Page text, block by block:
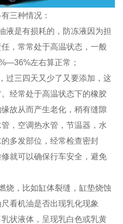
三种情况：
液是有损耗的，防冻液因为担
，常常处于高温状态，一般
左右算正常；
过三四天又少了又要添加，这
经常处于高温状态下的橡胶
故从而产生老化，稍有缝隙
，空调热水管，节温器，水
多发部位，经常检查密封
就可以确保行车安全，避免
烧，比如缸体裂缝，缸垫烧蚀
看机油是否出现乳化现象
乳状液体，呈现乳白色或乳黄